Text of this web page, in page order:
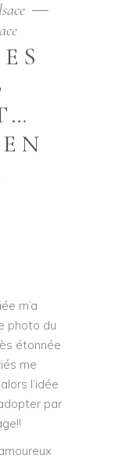
m’a
photo du
étonnée
me
l’idée
par